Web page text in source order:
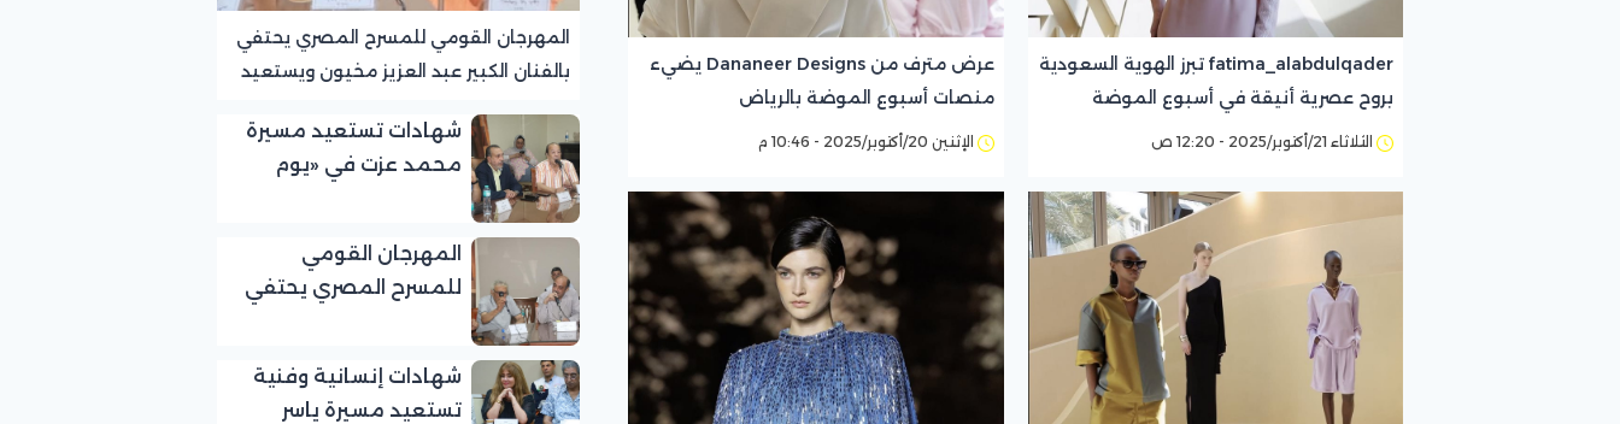
fatima_alabdulqader تبرز الهوية السعودية
بروح عصرية أنيقة في أسبوع الموضة
الثلاثاء 21/أكتوبر/2025 - 12:20 ص
عرض مترف من Dananeer Designs يضيء
منصات أسبوع الموضة بالرياض
الإثنين 20/أكتوبر/2025 - 10:46 م
المهرجان القومي للمسرح المصري يحتفي
بالفنان الكبير عبد العزيز مخيون ويستعيد
شهادات تستعيد مسيرة
محمد عزت في «يوم
للمسرح المصري
المهرجان القومي
للمسرح المصري يحتفي
لرموز المسرح»
شهادات إنسانية وفنية
تستعيد مسيرة ياسر